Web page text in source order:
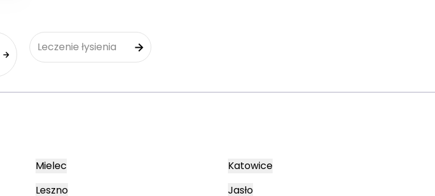
Leczenie łysienia
Mielec
Leszno
Katowice
Jasło